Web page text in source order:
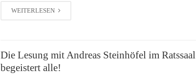
WEITERLESEN
Die Lesung mit Andreas Steinhöfel im Ratssaal
begeistert alle!